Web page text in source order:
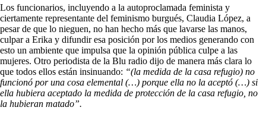
Los funcionarios, incluyendo a la autoproclamada feminista y
ciertamente representante del feminismo burgués, Claudia López, a
pesar de que lo nieguen, no han hecho más que lavarse las manos,
culpar a Erika y difundir esa posición por los medios generando con
esto un ambiente que impulsa que la opinión pública culpe a las
mujeres. Otro periodista de la Blu radio dijo de manera más clara lo
que todos ellos están insinuando: “(la medida de la casa refugio) no
funcionó por una cosa elemental (…) porque ella no la aceptó (…) si
ella hubiera aceptado la medida de protección de la casa refugio, no
la hubieran matado”.